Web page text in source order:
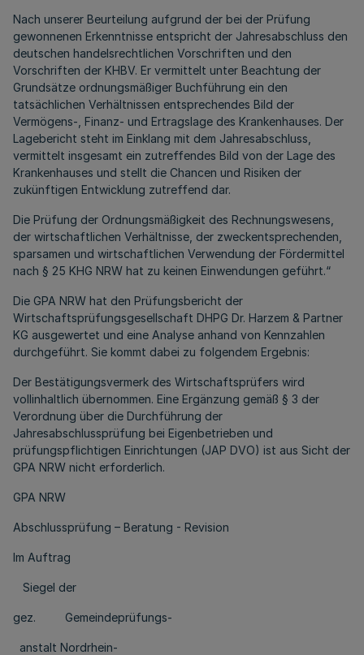
Nach unserer Beurteilung aufgrund der bei der Prüfung
gewonnenen Erkenntnisse entspricht der Jahresabschluss den
deutschen handelsrechtlichen Vorschriften und den
Vorschriften der KHBV. Er vermittelt unter Beachtung der
Grundsätze ordnungsmäßiger Buchführung ein den
tatsächlichen Verhältnissen entsprechendes Bild der
Vermögens-, Finanz- und Ertragslage des Krankenhauses. Der
Lagebericht steht im Einklang mit dem Jahresabschluss,
vermittelt insgesamt ein zutreffendes Bild von der Lage des
Krankenhauses und stellt die Chancen und Risiken der
zukünftigen Entwicklung zutreffend dar.
Die Prüfung der Ordnungsmäßigkeit des Rechnungswesens,
der wirtschaftlichen Verhältnisse, der zweckentsprechenden,
sparsamen und wirtschaftlichen Verwendung der Fördermittel
nach § 25 KHG NRW hat zu keinen Einwendungen geführt.“
Die GPA NRW hat den Prüfungsbericht der
Wirtschaftsprüfungsgesellschaft DHPG Dr. Harzem & Partner
KG ausgewertet und eine Analyse anhand von Kennzahlen
durchgeführt. Sie kommt dabei zu folgendem Ergebnis:
Der Bestätigungsvermerk des Wirtschaftsprüfers wird
vollinhaltlich übernommen. Eine Ergänzung gemäß § 3 der
Verordnung über die Durchführung der
Jahresabschlussprüfung bei Eigenbetrieben und
prüfungspflichtigen Einrichtungen (JAP DVO) ist aus Sicht der
GPA NRW nicht erforderlich.
GPA NRW
Abschlussprüfung – Beratung - Revision
Im Auftrag
Siegel der
gez. Gemeindeprüfungs-
anstalt Nordrhein-